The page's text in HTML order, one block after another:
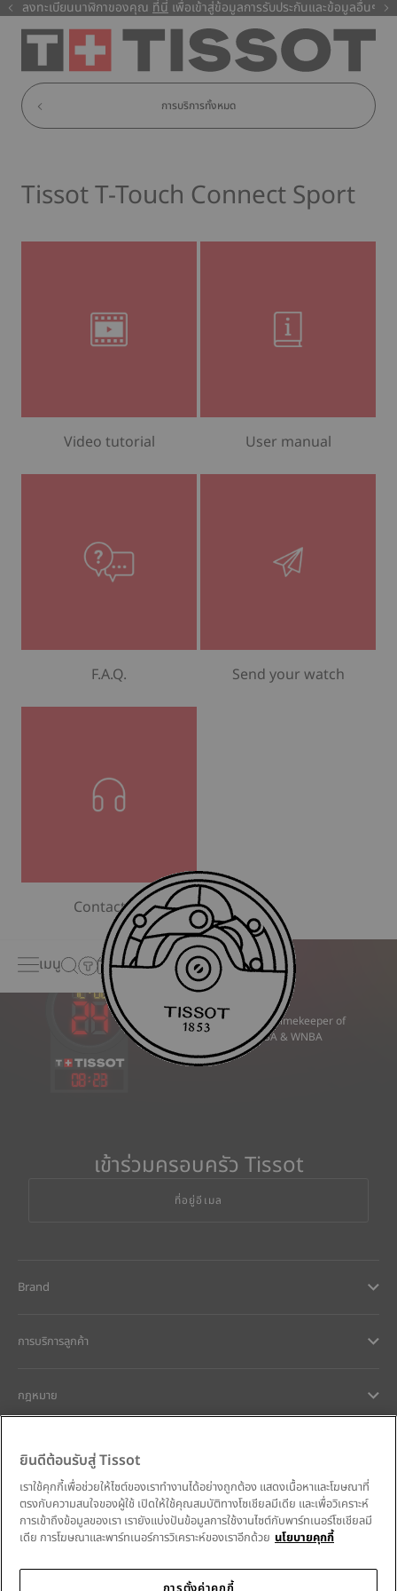
ลงทะเบียนนาฬิกาของคุณ ที่นี่ เพื่อเข้าสู่ข้อมูลการรับประกันและข้อมูลอื่นๆ
ที่นี่
การบริการทั้งหมด
Tissot T-Touch Connect Sport
Video tutorial User manual
F.A.Q. Send your watch
Contact us
เมนู
08:23
Official Timekeeper of
the NBA & WNBA
เข้าร่วมครอบครัว Tissot
ที่อยู่อีเมล
Brand
การบริการลูกค้า
กฎหมาย
การช่วยเหลือและติดต่อ
ความมุ่งมั่นของเรา
ยินดีต้อนรับสู่ Tissot
เราใช้คุกกี้เพื่อช่วยให้ไซต์ของเราทำงานได้อย่างถูกต้อง แสดงเนื้อหาและโฆษณาที่
ตรงกับความสนใจของผู้ใช้ เปิดให้ใช้คุณสมบัติทางโซเชียลมีเดีย และเพื่อวิเคราะห์
การเข้าถึงข้อมูลของเรา เรายังแบ่งปันข้อมูลการใช้งานไซต์กับพาร์ทเนอร์โซเชียลมี
เดีย การโฆษณาและพาร์ทเนอร์การวิเคราะห์ของเราอีกด้วย นโยบายคุกกี้